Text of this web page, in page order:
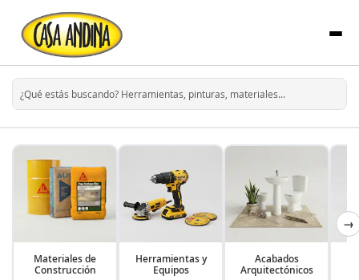
Materiales de
Construcción
Herramientas y
Equipos
Acabados
Arquitectónicos
→